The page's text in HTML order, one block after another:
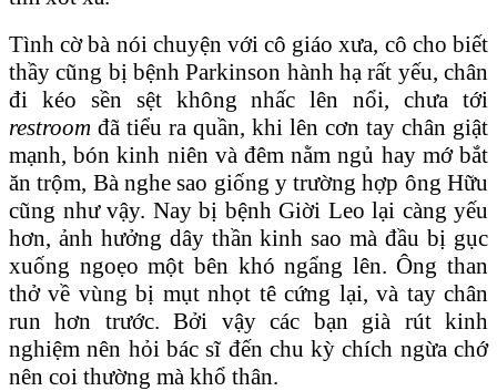
Tình cờ bà nói chuyện với cô giáo xưa, cô cho biết
thầy cũng bị bệnh Parkinson hành hạ rất yếu, chân
đi kéo sền sệt không nhấc lên nổi, chưa tới
restroom đã tiểu ra quần, khi lên cơn tay chân giật
mạnh, bón kinh niên và đêm nằm ngủ hay mớ bắt
ăn trộm, Bà nghe sao giống y trường hợp ông Hữu
cũng như vậy. Nay bị bệnh Giời Leo lại càng yếu
hơn, ảnh hưởng dây thần kinh sao mà đầu bị gục
xuống ngoẹo một bên khó ngẩng lên. Ông than
thở về vùng bị mụt nhọt tê cứng lại, và tay chân
run hơn trước. Bởi vậy các bạn già rút kinh
nghiệm nên hỏi bác sĩ đến chu kỳ chích ngừa chớ
nên coi thường mà khổ thân.